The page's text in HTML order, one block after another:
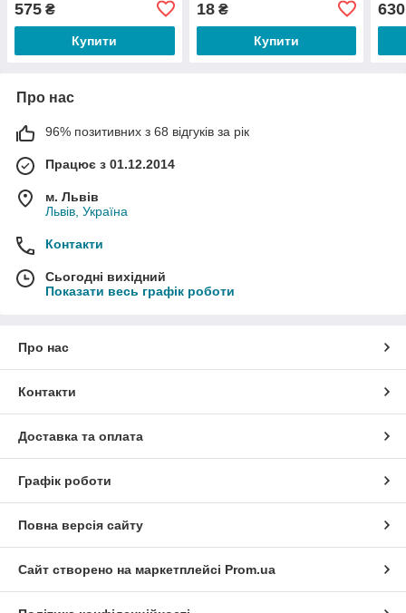
575 ₴
Купити
18₴
Купити
630
Про нас
96% позитивних з 68 відгуків за рік
Працює з 01.12.2014
м. Львів
Львів, Україна
Контакти
Сьогодні вихідний
Показати весь графік роботи
Про нас
Контакти
Доставка та оплата
Графік роботи
Повна версія сайту
Сайт створено на маркетплейсі Prom.ua